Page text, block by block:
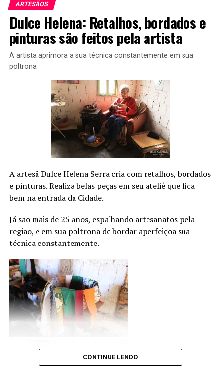
ARTESÃOS
Dulce Helena: Retalhos, bordados e
pinturas são feitos pela artista
A artista aprimora a sua técnica constantemente em sua
poltrona.
A artesã Dulce Helena Serra cria com retalhos, bordados
e pinturas. Realiza belas peças em seu ateliê que fica
bem na entrada da Cidade.
Já são mais de 25 anos, espalhando artesanatos pela
região, e em sua poltrona de bordar aperfeiçoa sua
técnica constantemente.
CONTINUE LENDO